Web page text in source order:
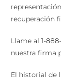
recuperación
Llame al 1-
nuestra firma
El historial de